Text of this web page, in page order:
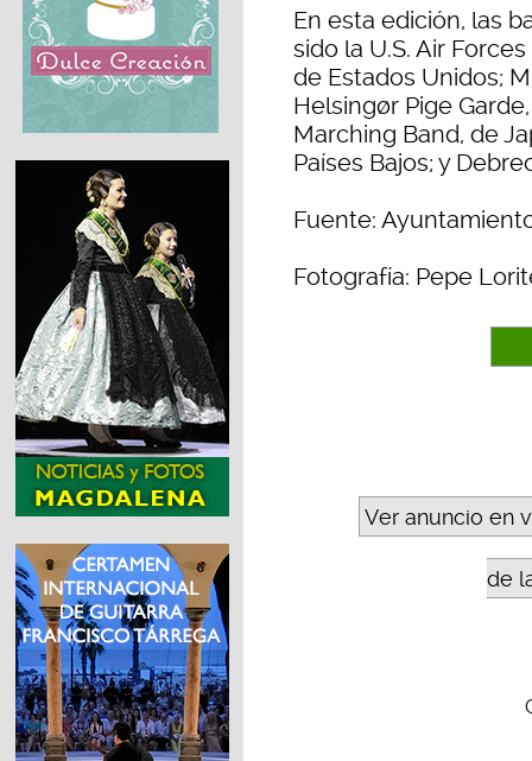
En esta edición, las
sido la U.S. Air
de Estados Unidos;
Helsingør Pige
Marching Band, de
Países Bajos; y
Fuente:
Fotografía: Pepe
Ver anuncio en
de